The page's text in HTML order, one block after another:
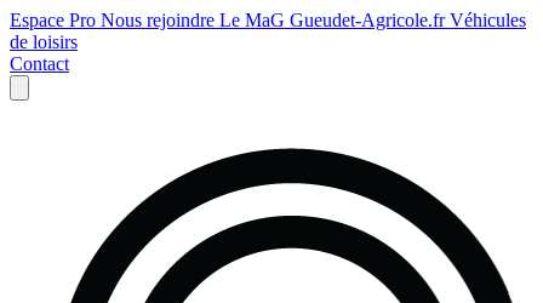
Espace Pro Nous rejoindre Le MaG Gueudet-Agricole.frVéhicules
de loisirs
Contact